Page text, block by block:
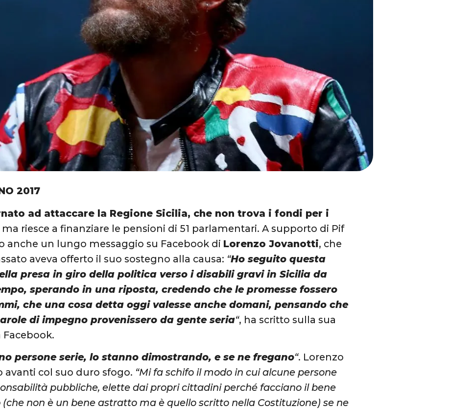
2017
ad attaccare la Regione Sicilia, che non trova i fondi per i
ma riesce a finanziare le pensioni di 51 parlamentari. A supporto di Pif
anche un lungo messaggio su Facebook di Lorenzo Jovanotti, che
aveva offerto il suo sostegno alla causa: “Ho seguito questa
presa in giro della politica verso i disabili gravi in Sicilia da
sperando in una riposta, credendo che le promesse fossero
che una cosa detta oggi valesse anche domani, pensando che
di impegno provenissero da gente seria“, ha scritto sulla sua
Facebook.
persone serie, lo stanno dimostrando, e se ne fregano“. Lorenzo
avanti col suo duro sfogo. “Mi fa schifo il modo in cui alcune persone
pubbliche, elette dai propri cittadini perché facciano il bene
non è un bene astratto ma è quello scritto nella Costituzione) se ne